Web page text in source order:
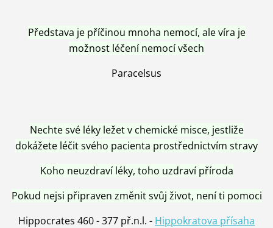
Představa je příčinou mnoha nemocí, ale víra je
možnost léčení nemocí všech
Paracelsus
Nechte své léky ležet v chemické misce, jestliže
dokážete léčit svého pacienta prostřednictvím stravy
Koho neuzdraví léky, toho uzdraví příroda
Pokud nejsi připraven změnit svůj život, není ti pomoci
Hippocrates 460 - 377 př.n.l. - Hippokratova přísaha